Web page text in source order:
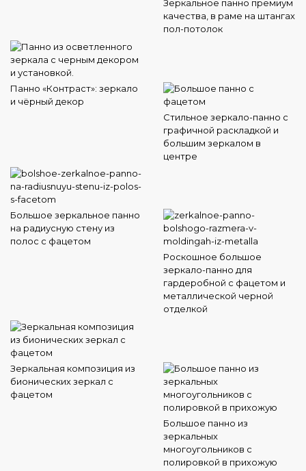
Зеркальное панно премиум
качества, в раме на штангах
пол-потолок
Панно «Контраст»: зеркало
и чёрный декор
Стильное зеркало-панно с
графичной раскладкой и
большим зеркалом в
центре
Большое зеркальное панно
на радиусную стену из
полос с фацетом
Роскошное большое
зеркало-панно для
гардеробной с фацетом и
металлической черной
отделкой
Зеркальная композиция из
бионических зеркал с
фацетом
Большое панно из
зеркальных
многоугольников с
полировкой в прихожую